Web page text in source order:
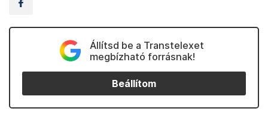
Állítsd be a Transtelexet
megbízható forrásnak!
Beállítom